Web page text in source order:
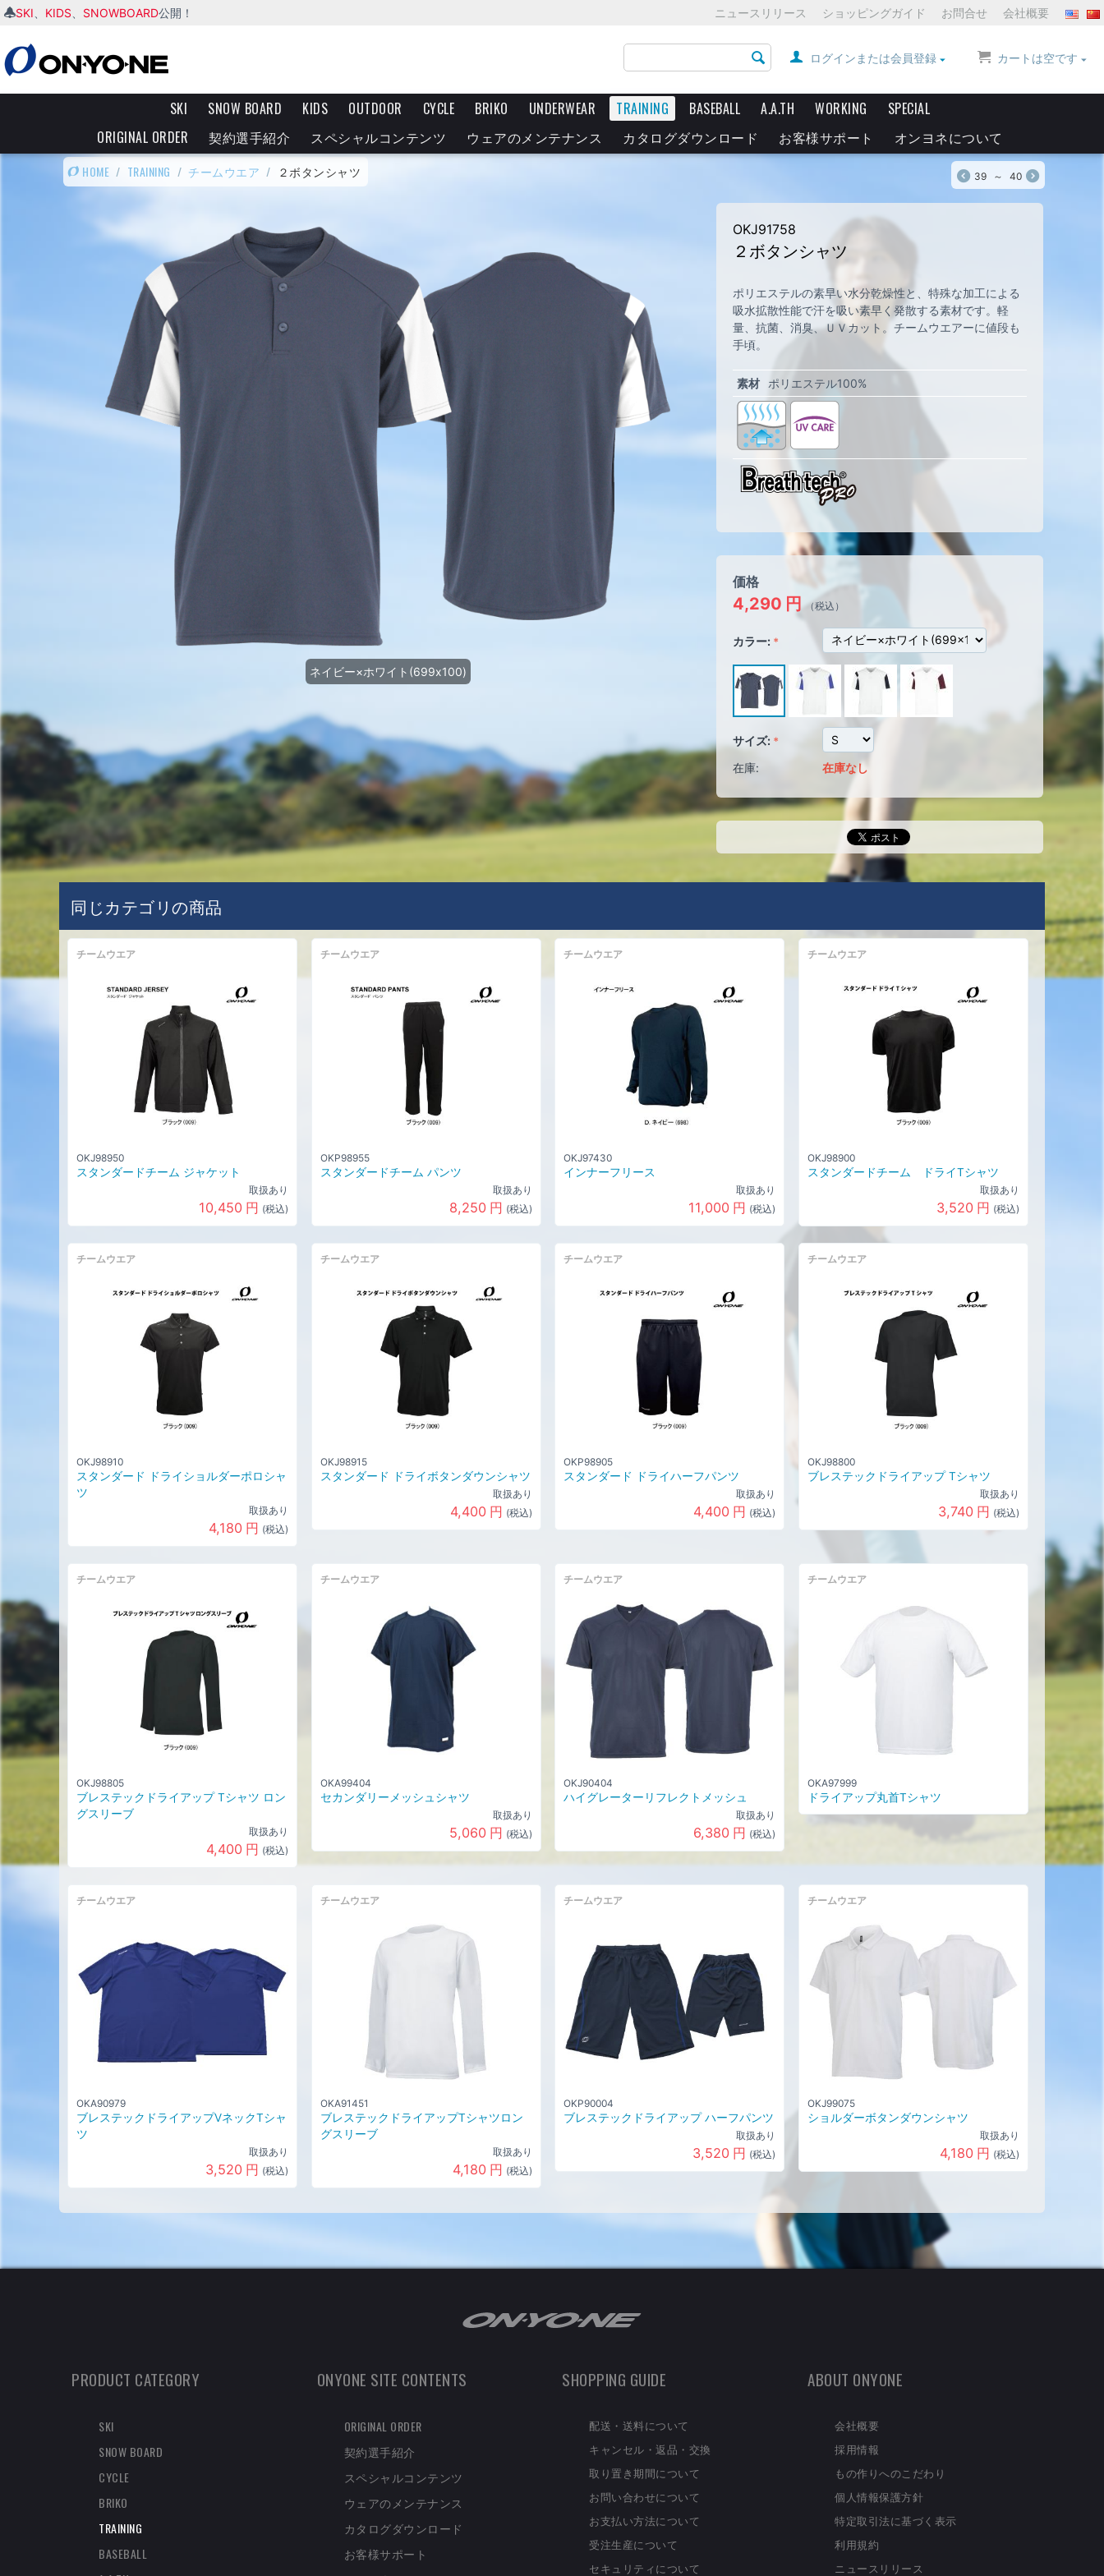
SKI KIDS SNOWBOARD公開！ ニュースリリース ショッピングガイド お問合せ 会社概要
カートは空です
ログインまたは会員登録
SKI SNOW BOARD KIDS OUTDOOR CYCLE BRIKO UNDERWEAR TRAINING BASEBALL A.A.TH WORKING
SPECIAL
ORIGINAL ORDER
契約選手紹介 スペシャルコンテンツ ウェアのメンテナンス カタログダウンロード お客様サポート オンヨネについて
HOME / TRAINING / チームウエア / ２ボタンシャツ 39 ～ 40
ネイビー×ホワイト(699x100)
OKJ91758
２ボタンシャツ
ポリエステルの素早い水分乾燥性と、特殊な加工による
吸水拡散性能で汗を吸い素早く発散する素材です。軽
量、抗菌、消臭、ＵＶカット。チームウエアーに値段も
手頃。
素材 ポリエステル100%
価格
4,290 円 （税込）
カラー:
サイズ:
在庫:
在庫なし
同じカテゴリの商品
チームウエア
OKJ98950
スタンダードチーム ジャケット
取扱あり
10,450 円 (税込)
チームウエア
OKP98955
スタンダードチーム パンツ
取扱あり
8,250 円 (税込)
チームウエア
OKJ97430
インナーフリース
取扱あり
11,000 円 (税込)
チームウエア
OKJ98900
スタンダードチーム ドライTシャツ
取扱あり
3,520 円 (税込)
チームウエア
OKJ98910
スタンダード ドライショルダーポロシャ
ツ
取扱あり
4,180 円 (税込)
チームウエア
OKJ98915
スタンダード ドライボタンダウンシャツ
取扱あり
4,400 円 (税込)
チームウエア
OKP98905
スタンダード ドライハーフパンツ
取扱あり
4,400 円 (税込)
チームウエア
OKJ98800
ブレステックドライアップ Tシャツ
取扱あり
3,740 円 (税込)
チームウエア
OKJ98805
ブレステックドライアップ Tシャツ ロン
グスリーブ
取扱あり
4,400 円 (税込)
チームウエア
OKA99404
セカンダリーメッシュシャツ
取扱あり
5,060 円 (税込)
チームウエア
OKJ90404
ハイグレーターリフレクトメッシュ
取扱あり
6,380 円 (税込)
チームウエア
OKA97999
ドライアップ丸首Tシャツ
チームウエア
OKA90979
ブレステックドライアップVネックTシャ
ツ
取扱あり
3,520 円 (税込)
チームウエア
OKA91451
ブレステックドライアップTシャツロン
グスリーブ
取扱あり
4,180 円 (税込)
チームウエア
OKP90004
ブレステックドライアップ ハーフパンツ
取扱あり
3,520 円 (税込)
チームウエア
OKJ99075
ショルダーボタンダウンシャツ
取扱あり
4,180 円 (税込)
PRODUCT CATEGORY
SKI
SNOW BOARD
CYCLE
BRIKO
TRAINING
BASEBALL
ONYONE SITE CONTENTS
ORIGINAL ORDER
契約選手紹介
スペシャルコンテンツ
ウェアのメンテナンス
カタログダウンロード
お客様サポート
SHOPPING GUIDE
配送・送料について
キャンセル・返品・交換
取り置き期間について
お問い合わせについて
お支払い方法について
受注生産について
セキュリティについて
ABOUT ONYONE
会社概要
採用情報
もの作りへのこだわり
個人情報保護方針
特定取引法に基づく表示
利用規約
ニュースリリース